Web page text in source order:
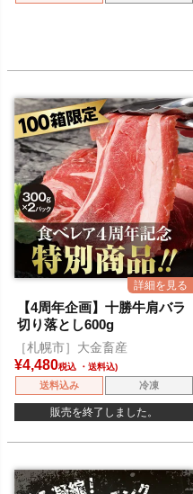
【4周年企画】十勝牛肩バラ
切り落とし600g
［札幌市］大金畜産
¥4,480税込
送料込み 冷凍
販売を終了しました。